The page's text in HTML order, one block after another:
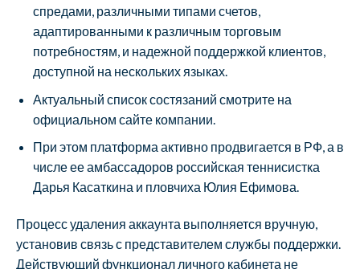
спредами, различными типами счетов,
адаптированными к различным торговым
потребностям, и надежной поддержкой клиентов,
доступной на нескольких языках.
Актуальный список состязаний смотрите на
официальном сайте компании.
При этом платформа активно продвигается в РФ, а в
числе ее амбассадоров российская теннисистка
Дарья Касаткина и пловчиха Юлия Ефимова.
Процесс удаления аккаунта выполняется вручную,
установив связь с представителем службы поддержки.
Действующий функционал личного кабинета не